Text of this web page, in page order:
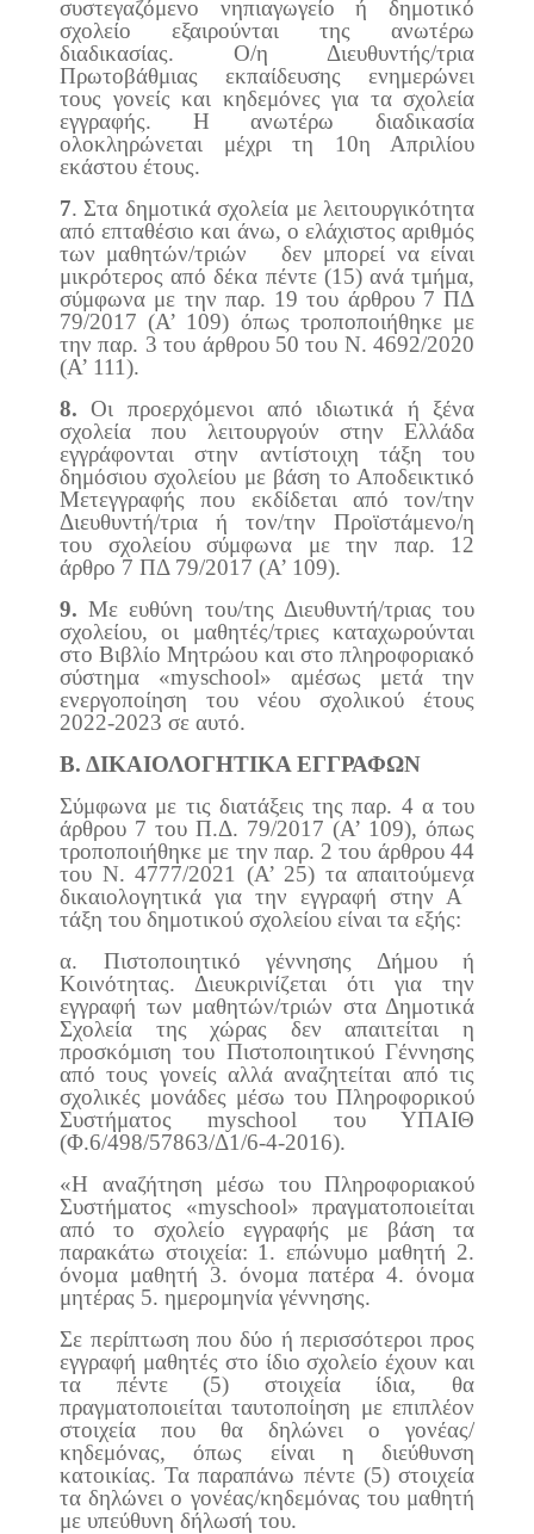
συστεγαζόμενο νηπιαγωγείο ή δημοτικό
σχολείο εξαιρούνται της ανωτέρω
διαδικασίας. Ο/η Διευθυντής/τρια
Πρωτοβάθμιας εκπαίδευσης ενημερώνει
τους γονείς και κηδεμόνες για τα σχολεία
εγγραφής. Η ανωτέρω διαδικασία
ολοκληρώνεται μέχρι τη 10η Απριλίου
εκάστου έτους.
7. Στα δημοτικά σχολεία με λειτουργικότητα
από επταθέσιο και άνω, ο ελάχιστος αριθμός
των μαθητών/τριών δεν μπορεί να είναι
μικρότερος από δέκα πέντε (15) ανά τμήμα,
σύμφωνα με την παρ. 19 του άρθρου 7 ΠΔ
79/2017 (Α’ 109) όπως τροποποιήθηκε με
την παρ. 3 του άρθρου 50 του Ν. 4692/2020
(Α’ 111).
8. Οι προερχόμενοι από ιδιωτικά ή ξένα
σχολεία που λειτουργούν στην Ελλάδα
εγγράφονται στην αντίστοιχη τάξη του
δημόσιου σχολείου με βάση το Αποδεικτικό
Μετεγγραφής που εκδίδεται από τον/την
Διευθυντή/τρια ή τον/την Προϊστάμενο/η
του σχολείου σύμφωνα με την παρ. 12
άρθρο 7 ΠΔ 79/2017 (Α’ 109).
9.Με ευθύνη του/της Διευθυντή/τριας του
σχολείου, οι μαθητές/τριες καταχωρούνται
στο Βιβλίο Μητρώου και στο πληροφοριακό
σύστημα «myschool» αμέσως μετά την
ενεργοποίηση του νέου σχολικού έτους
2022-2023 σε αυτό.
Β. ΔΙΚΑΙΟΛΟΓΗΤΙΚΑ ΕΓΓΡΑΦΩΝ
Σύμφωνα με τις διατάξεις της παρ. 4 α του
άρθρου 7 του Π.Δ. 79/2017 (Α’ 109), όπως
τροποποιήθηκε με την παρ. 2 του άρθρου 44
του Ν. 4777/2021 (Α’ 25) τα απαιτούμενα
δικαιολογητικά για την εγγραφή στην Α ́
τάξη του δημοτικού σχολείου είναι τα εξής:
α. Πιστοποιητικό γέννησης Δήμου ή
Κοινότητας. Διευκρινίζεται ότι για την
εγγραφή των μαθητών/τριών στα Δημοτικά
Σχολεία της χώρας δεν απαιτείται η
προσκόμιση του Πιστοποιητικού Γέννησης
από τους γονείς αλλά αναζητείται από τις
σχολικές μονάδες μέσω του Πληροφορικού
Συστήματος myschool του ΥΠΑΙΘ
(Φ.6/498/57863/Δ1/6-4-2016).
«Η αναζήτηση μέσω του Πληροφοριακού
Συστήματος «myschool» πραγματοποιείται
από το σχολείο εγγραφής με βάση τα
παρακάτω στοιχεία: 1. επώνυμο μαθητή 2.
όνομα μαθητή 3. όνομα πατέρα 4. όνομα
μητέρας 5. ημερομηνία γέννησης.
Σε περίπτωση που δύο ή περισσότεροι προς
εγγραφή μαθητές στο ίδιο σχολείο έχουν και
τα πέντε (5) στοιχεία ίδια, θα
πραγματοποιείται ταυτοποίηση με επιπλέον
στοιχεία που θα δηλώνει ο γονέας/
κηδεμόνας, όπως είναι η διεύθυνση
κατοικίας. Τα παραπάνω πέντε (5) στοιχεία
τα δηλώνει ο γονέας/κηδεμόνας του μαθητή
με υπεύθυνη δήλωσή του.